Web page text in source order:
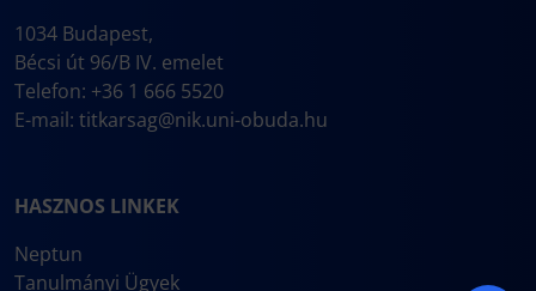
1034 Budapest,
Bécsi út 96/B IV. emelet
Telefon: +36 1 666 5520
E-mail: titkarsag@nik.uni-obuda.hu
HASZNOS LINKEK
Neptun
Tanulmányi Ügyek